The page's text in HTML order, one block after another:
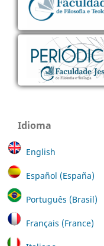
Idioma
English
Español (España)
Português (Brasil)
Français (France)